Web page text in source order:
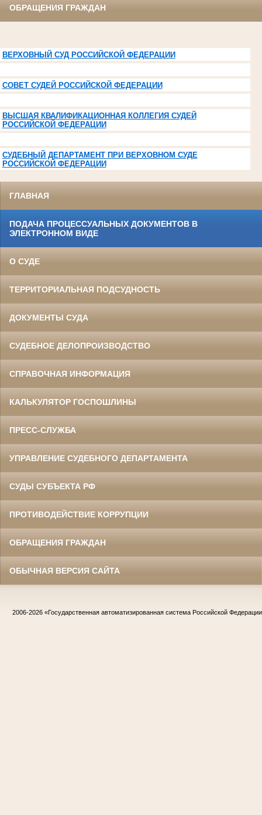
ОБРАЩЕНИЯ ГРАЖДАН
ВЕРХОВНЫЙ СУД РОССИЙСКОЙ ФЕДЕРАЦИИ
СОВЕТ СУДЕЙ РОССИЙСКОЙ ФЕДЕРАЦИИ
ВЫСШАЯ КВАЛИФИКАЦИОННАЯ КОЛЛЕГИЯ СУДЕЙ
РОССИЙСКОЙ ФЕДЕРАЦИИ
СУДЕБНЫЙ ДЕПАРТАМЕНТ ПРИ ВЕРХОВНОМ СУДЕ
РОССИЙСКОЙ ФЕДЕРАЦИИ
ГЛАВНАЯ
ПОДАЧА ПРОЦЕССУАЛЬНЫХ ДОКУМЕНТОВ В
ЭЛЕКТРОННОМ ВИДЕ
О СУДЕ
ТЕРРИТОРИАЛЬНАЯ ПОДСУДНОСТЬ
ДОКУМЕНТЫ СУДА
СУДЕБНОЕ ДЕЛОПРОИЗВОДСТВО
СПРАВОЧНАЯ ИНФОРМАЦИЯ
КАЛЬКУЛЯТОР ГОСПОШЛИНЫ
ПРЕСС-СЛУЖБА
УПРАВЛЕНИЕ СУДЕБНОГО ДЕПАРТАМЕНТА
СУДЫ СУБЪЕКТА РФ
ПРОТИВОДЕЙСТВИЕ КОРРУПЦИИ
ОБРАЩЕНИЯ ГРАЖДАН
ОБЫЧНАЯ ВЕРСИЯ САЙТА
2006-2026 «Государственная автоматизированная система Российской